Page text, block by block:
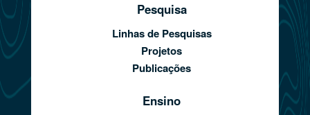
Pesquisa
Linhas de Pesquisas
Projetos
Publicações
Ensino